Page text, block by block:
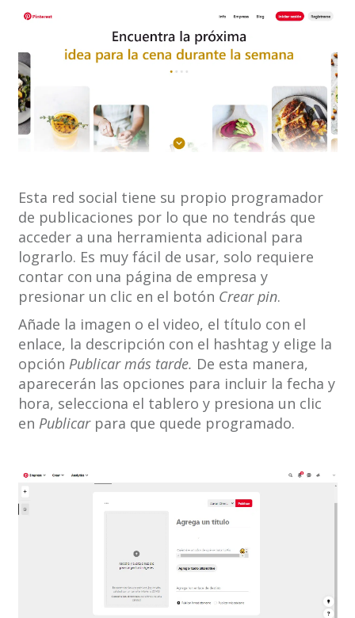
Esta red social tiene su propio programador
de publicaciones por lo que no tendrás que
acceder a una herramienta adicional para
lograrlo. Es muy fácil de usar, solo requiere
contar con una página de empresa y
presionar un clic en el botón Crear pin.
Añade la imagen o el video, el título con el
enlace, la descripción con el hashtag y elige la
opción Publicar más tarde. De esta manera,
aparecerán las opciones para incluir la fecha y
hora, selecciona el tablero y presiona un clic
en Publicar para que quede programado.